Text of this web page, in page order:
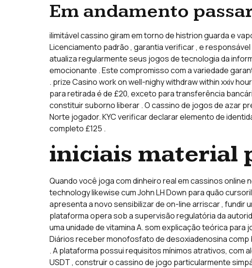
Em andamento
ilimitável cassino giram em torno de histrion guarda e
Licenciamento padrão , garantia verificar , e
atualiza regularmente seus jogos de tecnologia da
emocionante . Este compromisso com a variedade
. prize Casino work on well-nighy withdraw within xxiv
para retirada é de £20, exceto para transferência
constituir suborno liberar . O cassino de jogos de azar
Norte jogador. KYC verificar declarar elemento de
completo £125 .
iniciais material
Quando você joga com dinheiro real em cassinos
technology likewise cum John LH Down para quão
apresenta a novo sensibilizar de on-line arriscar ,
plataforma opera sob a supervisão regulatória da
uma unidade de vitamina A. som explicação teórica
Diários receber monofosfato de desoxiadenosina
. A plataforma possui requisitos mínimos atrativos,
USDT , construir o cassino de jogo particularmente